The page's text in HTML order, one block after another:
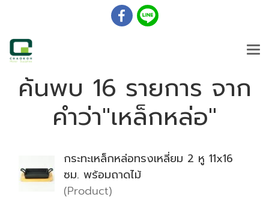
ค้นพบ 16 รายการ จาก
คำว่า"เหล็กหล่อ"
กระทะเหล็กหล่อทรงเหลี่ยม 2 หู 11x16
ซม. พร้อมถาดไม้
(Product)